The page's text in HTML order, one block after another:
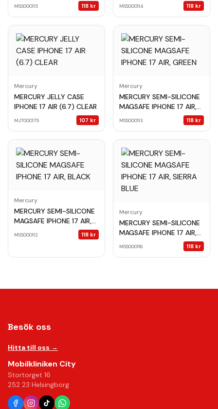
MSS000115 118 kr MSS000114 118 kr
Mercury
MERCURY JELLY CASE
IPHONE 17 AIR (6.7) CLEAR
MJT000175 107 kr
Mercury
MERCURY SEMI-SILICONE
MAGSAFE IPHONE 17 AIR,
MSS000113 118 kr
Mercury
MERCURY SEMI-SILICONE
MAGSAFE IPHONE 17 AIR,
MSS000112 118 kr
Mercury
MERCURY SEMI-SILICONE
MAGSAFE IPHONE 17 AIR,
MSS000116 118 kr
Besök oss
Hitta till oss →
Mobilkliniken City
Stortorget 16
252 23 Helsingborg